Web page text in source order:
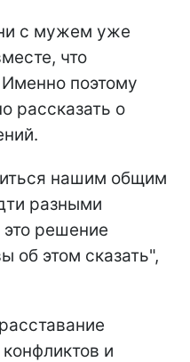
с мужем уже
что
поэтому
рассказать о
нашим общим
разными
решение
об этом сказать",
и